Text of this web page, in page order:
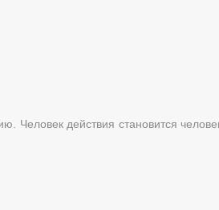
действия становится